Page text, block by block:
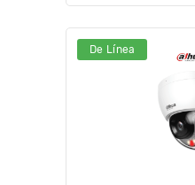
De Línea